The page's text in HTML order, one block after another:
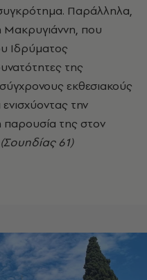
Παράλληλα,
Μακρυγιάννη, που
Ιδρύματος
της
εκθεσιακούς
την
παρουσία της στον
(Σουηδίας 61)